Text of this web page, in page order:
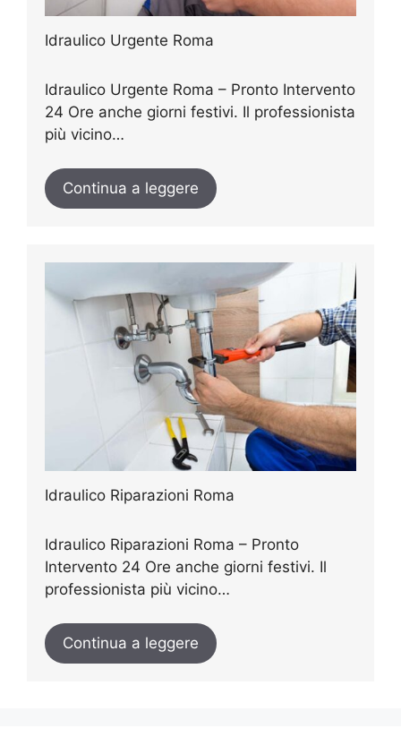
Idraulico Urgente Roma
Idraulico Urgente Roma – Pronto Intervento
24 Ore anche giorni festivi. Il professionista
più vicino…
Continua a leggere
Idraulico Riparazioni Roma
Idraulico Riparazioni Roma – Pronto
Intervento 24 Ore anche giorni festivi. Il
professionista più vicino…
Continua a leggere